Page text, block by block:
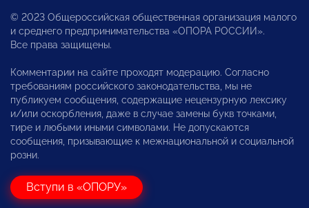
© 2023 Общероссийская общественная организация малого
и среднего предпринимательства «ОПОРА РОССИИ».
Все права защищены.
Комментарии на сайте проходят модерацию. Согласно
требованиям российского законодательства, мы не
публикуем сообщения, содержащие нецензурную лексику
и/или оскорбления, даже в случае замены букв точками,
тире и любыми иными символами. Не допускаются
сообщения, призывающие к межнациональной и социальной
розни.
Вступи в «ОПОРУ»